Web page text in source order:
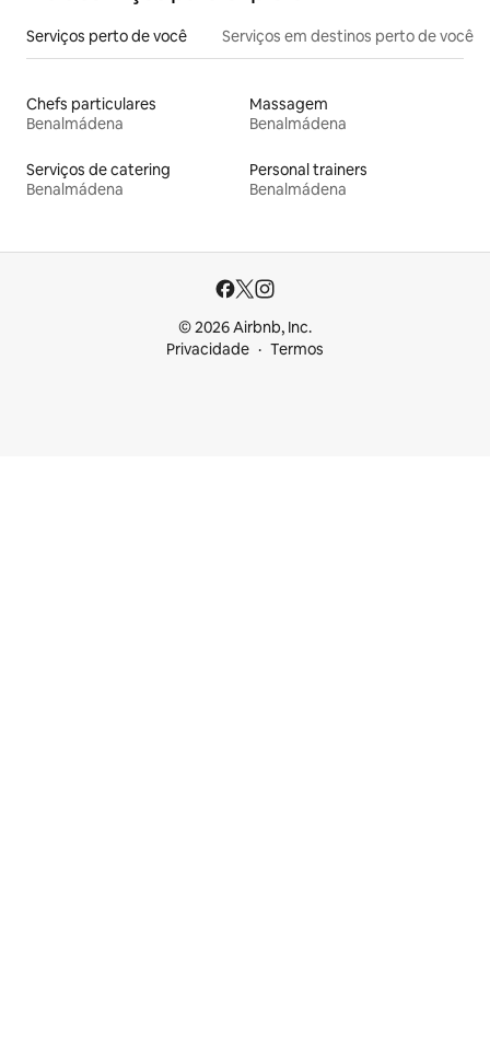
Serviços perto de você Serviços em destinos perto de você
Chefs particulares
Benalmádena
Massagem
Benalmádena
Serviços de catering
Benalmádena
Personal trainers
Benalmádena
© 2026 Airbnb, Inc.
Privacidade
Termos